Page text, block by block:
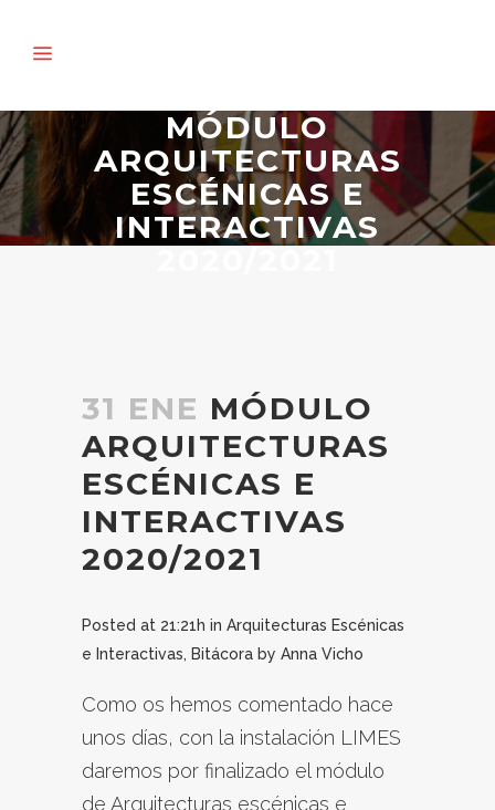
MÓDULO
ARQUITECTURAS
ESCÉNICAS E
INTERACTIVAS
31 ENE MÓDULO
ARQUITECTURAS
ESCÉNICAS E
INTERACTIVAS
2020/2021
Posted at 21:21h in Arquitecturas Escénicas
e Interactivas, Bitácora by Anna Vicho
Como os hemos comentado hace
unos días, con la instalación LIMES
daremos por finalizado el módulo
de Arquitecturas escénicas e